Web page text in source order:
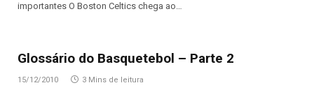
importantes O Boston Celtics chega ao…
Glossário do Basquetebol – Parte 2
15/12/2010 3 Mins de leitura